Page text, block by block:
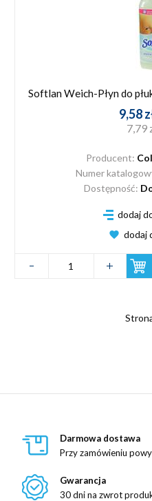
Softlan Weich-Płyn do
9,58
7,79
Producent:
Numer
Dostępność:
dodaj
dodaj
Darmowa dostawa
Przy zamówieniu
Gwarancja
30 dni na zwrot